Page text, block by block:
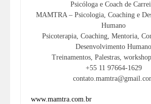
Psicóloga e Coach de
MAMTRA – Psicologia, Coaching e
Humano
Psicoterapia, Coaching, Mentoria,
Desenvolvimento Humano
Treinamentos, Palestras,
+55 11 97664-1629
www.mamtra.com.br